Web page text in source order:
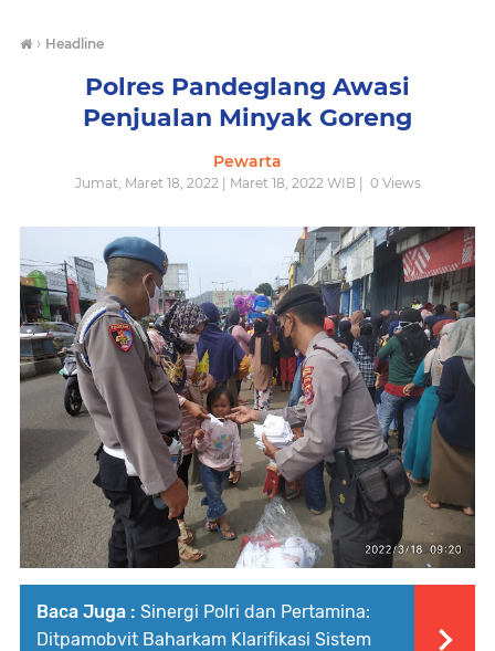
› Headline
Polres Pandeglang Awasi
Penjualan Minyak Goreng
Pewarta
Jumat, Maret 18, 2022 | Maret 18, 2022 WIB | 0Views
Baca Juga : Sinergi Polri dan Pertamina:
Ditpamobvit Baharkam Klarifikasi Sistem